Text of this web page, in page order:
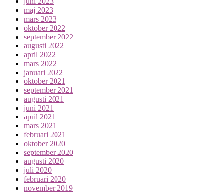
maj 2023
mars 2023
oktober 2022
september 2022
augusti 2022
april 2022
mars 2022
januari 2022
oktober 2021
september 2021
augusti 2021
juni 2021
april 2021
mars 2021
februari 2021
oktober 2020
september 2020
augusti 2020
juli 2020
februari 2020
november 2019